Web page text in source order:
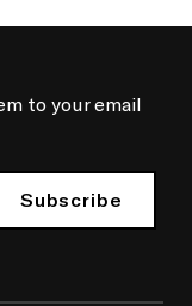
to your email
Subscribe